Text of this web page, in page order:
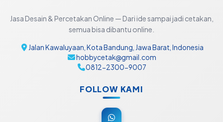
Jasa Desain & Percetakan Online — Dari ide sampai jadi cetakan,
semua bisa dibantu online.
Jalan Kawaluyaan, Kota Bandung, Jawa Barat, Indonesia
hobbycetak@gmail.com
0812-2300-9007
FOLLOW KAMI